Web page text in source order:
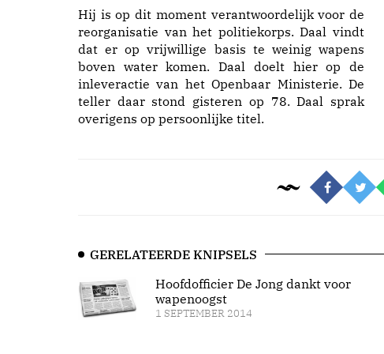
Hij is op dit moment verantwoordelijk voor de
reorganisatie van het politiekorps. Daal vindt
dat er op vrijwillige basis te weinig wapens
boven water komen. Daal doelt hier op de
inleveractie van het Openbaar Ministerie. De
teller daar stond gisteren op 78. Daal sprak
overigens op persoonlijke titel.
GERELATEERDE KNIPSELS
Hoofdofficier De Jong dankt voor
wapenoogst
1 SEPTEMBER 2014